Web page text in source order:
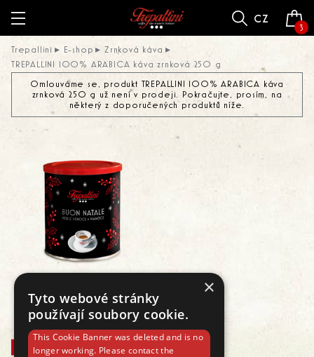
cz
3
Trepallini E-shop
Zrnková káva
TREPALLINI 100% ARABICA káva zrnková 250 g
Omlouváme se, produkt TREPALLINI 100% ARABICA káva
zrnková 250 g už není v prodeji. Pokračujte, prosím, na
některý z doporučených produktů níže.
Trepallini Vánoce, plechovka
250g, zrnková káva
249 Kč
KOUPIT
×
Tyto webové stránky
používají soubory cookie.
This Cookie Banner was deleted and is no
longer working. Please contact the